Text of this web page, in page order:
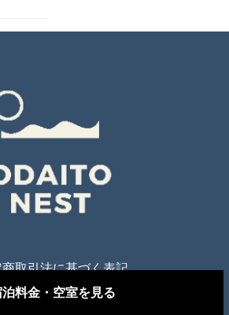
取引法に基づく表記
泊料金・空室を見る